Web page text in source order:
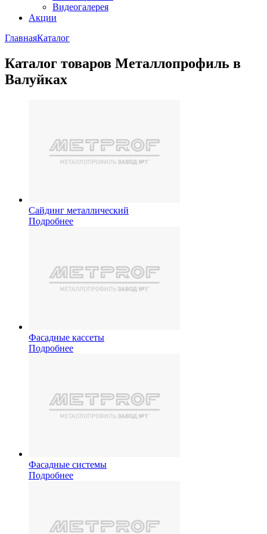
Видеогалерея
Акции
ГлавнаяКаталог
Каталог товаров Металлопрофиль в
Валуйках
Сайдинг металлический
Подробнее
Фасадные кассеты
Подробнее
Фасадные системы
Подробнее